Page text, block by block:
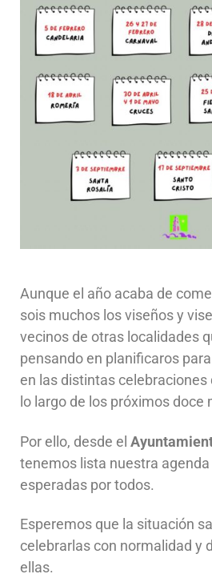
Aunque el año acaba de
sois muchos los viseños y
vecinos de otras localidades
pensando en planificaros
en las distintas celebraciones
lo largo de los próximos doce
Por ello, desde el
tenemos lista nuestra
esperadas por todos.
Esperemos que la situación
celebrarlas con normalidad y
ellas.